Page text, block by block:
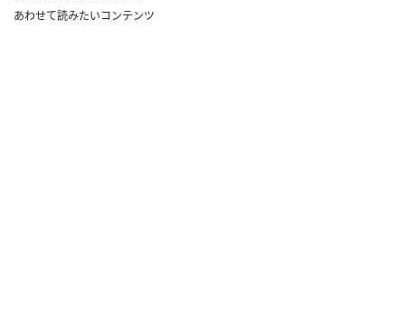
あわせて読みたいコンテンツ